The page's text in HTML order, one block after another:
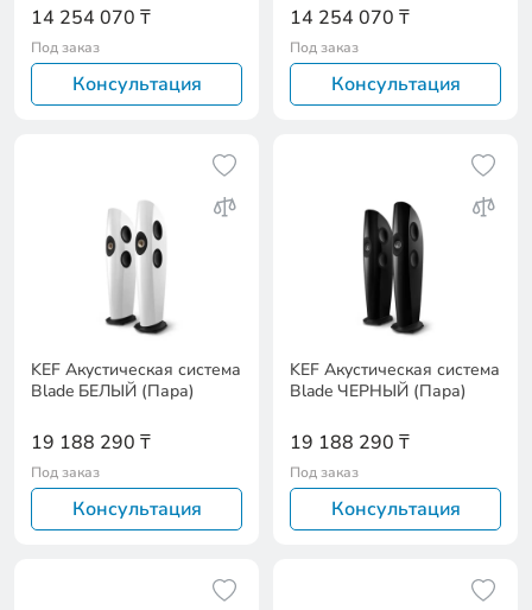
14 254 070 ₸
Под заказ
Консультация
14 254 070 ₸
Под заказ
Консультация
KEF Акустическая система
Blade БЕЛЫЙ (Пара)
19 188 290 ₸
Под заказ
Консультация
KEF Акустическая система
Blade ЧЕРНЫЙ (Пара)
19 188 290 ₸
Под заказ
Консультация